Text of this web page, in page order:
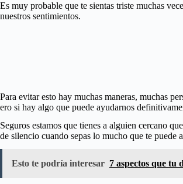
Es muy probable que te sientas triste muchas
nuestros sentimientos.
Para evitar esto hay muchas maneras, muchas
ero si hay algo que puede ayudarnos
Seguros estamos que tienes a alguien cercano
de silencio cuando sepas lo mucho que te puede
Esto te podría interesar 7 aspectos que tu